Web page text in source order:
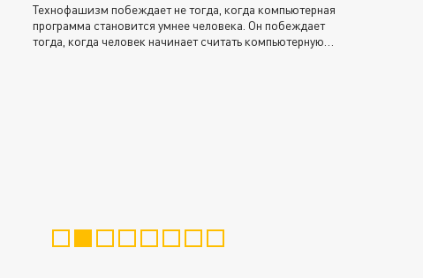
Технофашизм побеждает не тогда, когда компьютерная
программа становится умнее человека. Он побеждает
тогда, когда человек начинает считать компьютерную